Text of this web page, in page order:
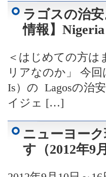
ラゴスの治
情報】
＜はじめての方
リアなのか」 今
Is）の Lagosの治
イジェ […]
ニューヨー
す（2012年9